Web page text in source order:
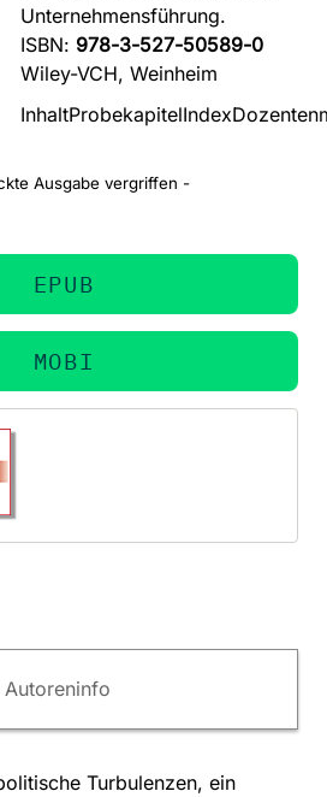
Unternehmensführung.
ISBN: 978-3-527-50589-0
Wiley-VCH, Weinheim
InhaltProbekapitelIndex
Ausgabe vergriffen -
EPUB
MOBI
Autoreninfo
Turbulenzen, ein